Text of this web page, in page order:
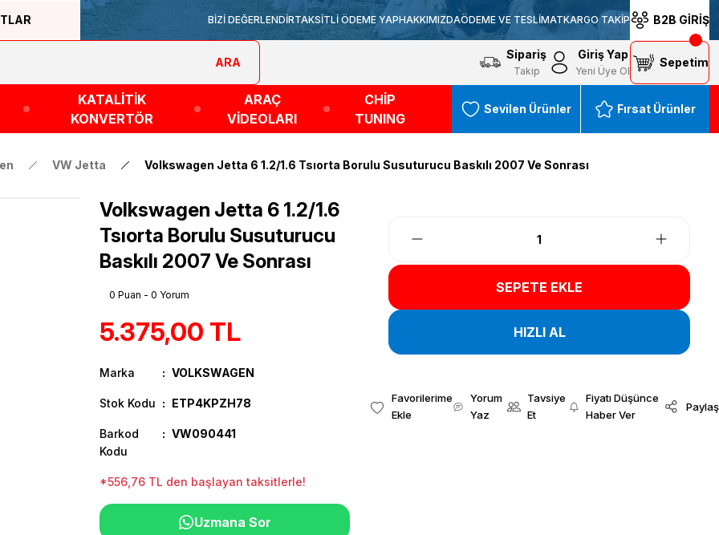
BİZİ DEĞERLENDİRTAKSİTLİ ÖDEME YAPHAKKIMIZDAÖDEME VE TESLİMATKARGO TAKİP B2B GİRİŞ
ARA
Sipariş
Takip
Giriş Yap
Yeni Üye Ol
Sepetim
KATALİTİK
KONVERTÖR
ARAÇ
VİDEOLARI
CHİP
TUNING
Sevilen Ürünler Fırsat Ürünler
VW Jetta Volkswagen Jetta 6 1.2/1.6 Tsıorta Borulu Susuturucu Baskılı 2007 Ve Sonrası
Volkswagen Jetta 6 1.2/1.6
Tsıorta Borulu Susuturucu
Baskılı 2007 Ve Sonrası
0 Puan - 0 Yorum
5.375,00 TL
Marka VOLKSWAGEN
Stok Kodu ETP4KPZH78
Barkod
Kodu
VW090441
*556,76 TL den başlayan taksitlerle!
Uzmana Sor
SEPETE EKLE
HIZLI AL
Yorum
Yaz
Tavsiye
Et
Fiyatı Düşünce
Haber Ver
Paylaş